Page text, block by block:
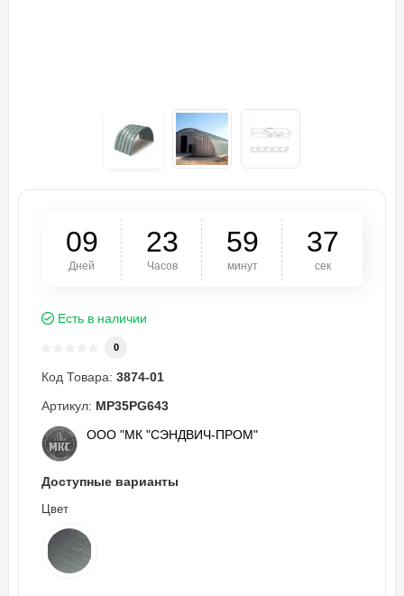
09
Дней
23
Часов
59
минут
37
сек
Есть в наличии
0
Код Товара: 3874-01
Артикул: MP35PG643
ООО "МК "СЭНДВИЧ-ПРОМ"
Доступные варианты
Цвет